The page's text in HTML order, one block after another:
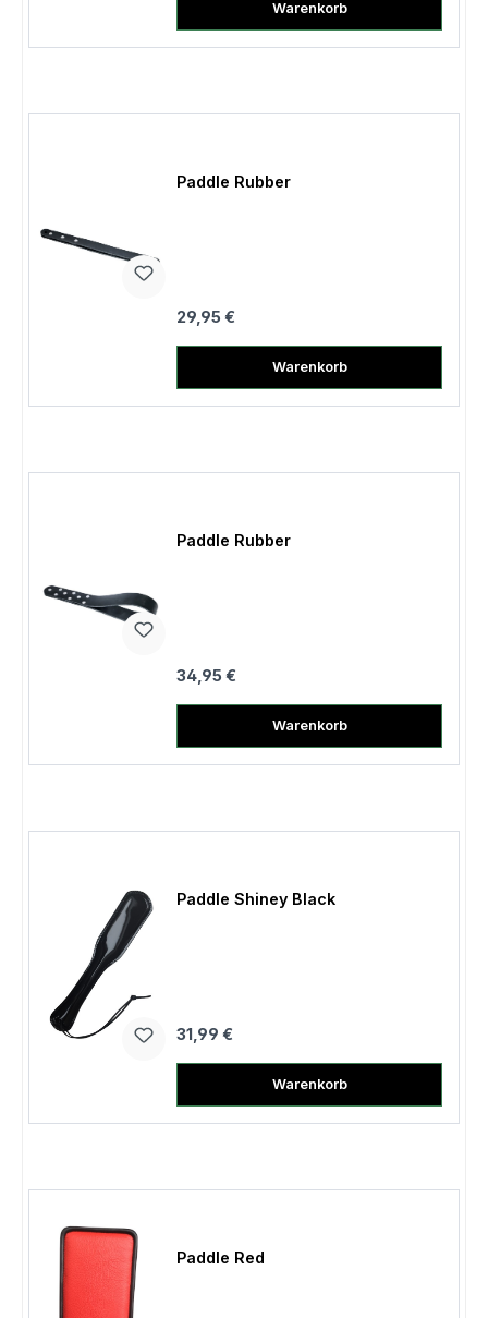
Warenkorb
Paddle Rubber
Regulärer Preis:
29,95 €
Warenkorb
Paddle Rubber
Regulärer Preis:
34,95 €
Warenkorb
Paddle Shiney Black
Regulärer Preis:
31,99 €
Warenkorb
Paddle Red